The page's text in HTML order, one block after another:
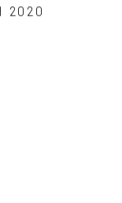
2020